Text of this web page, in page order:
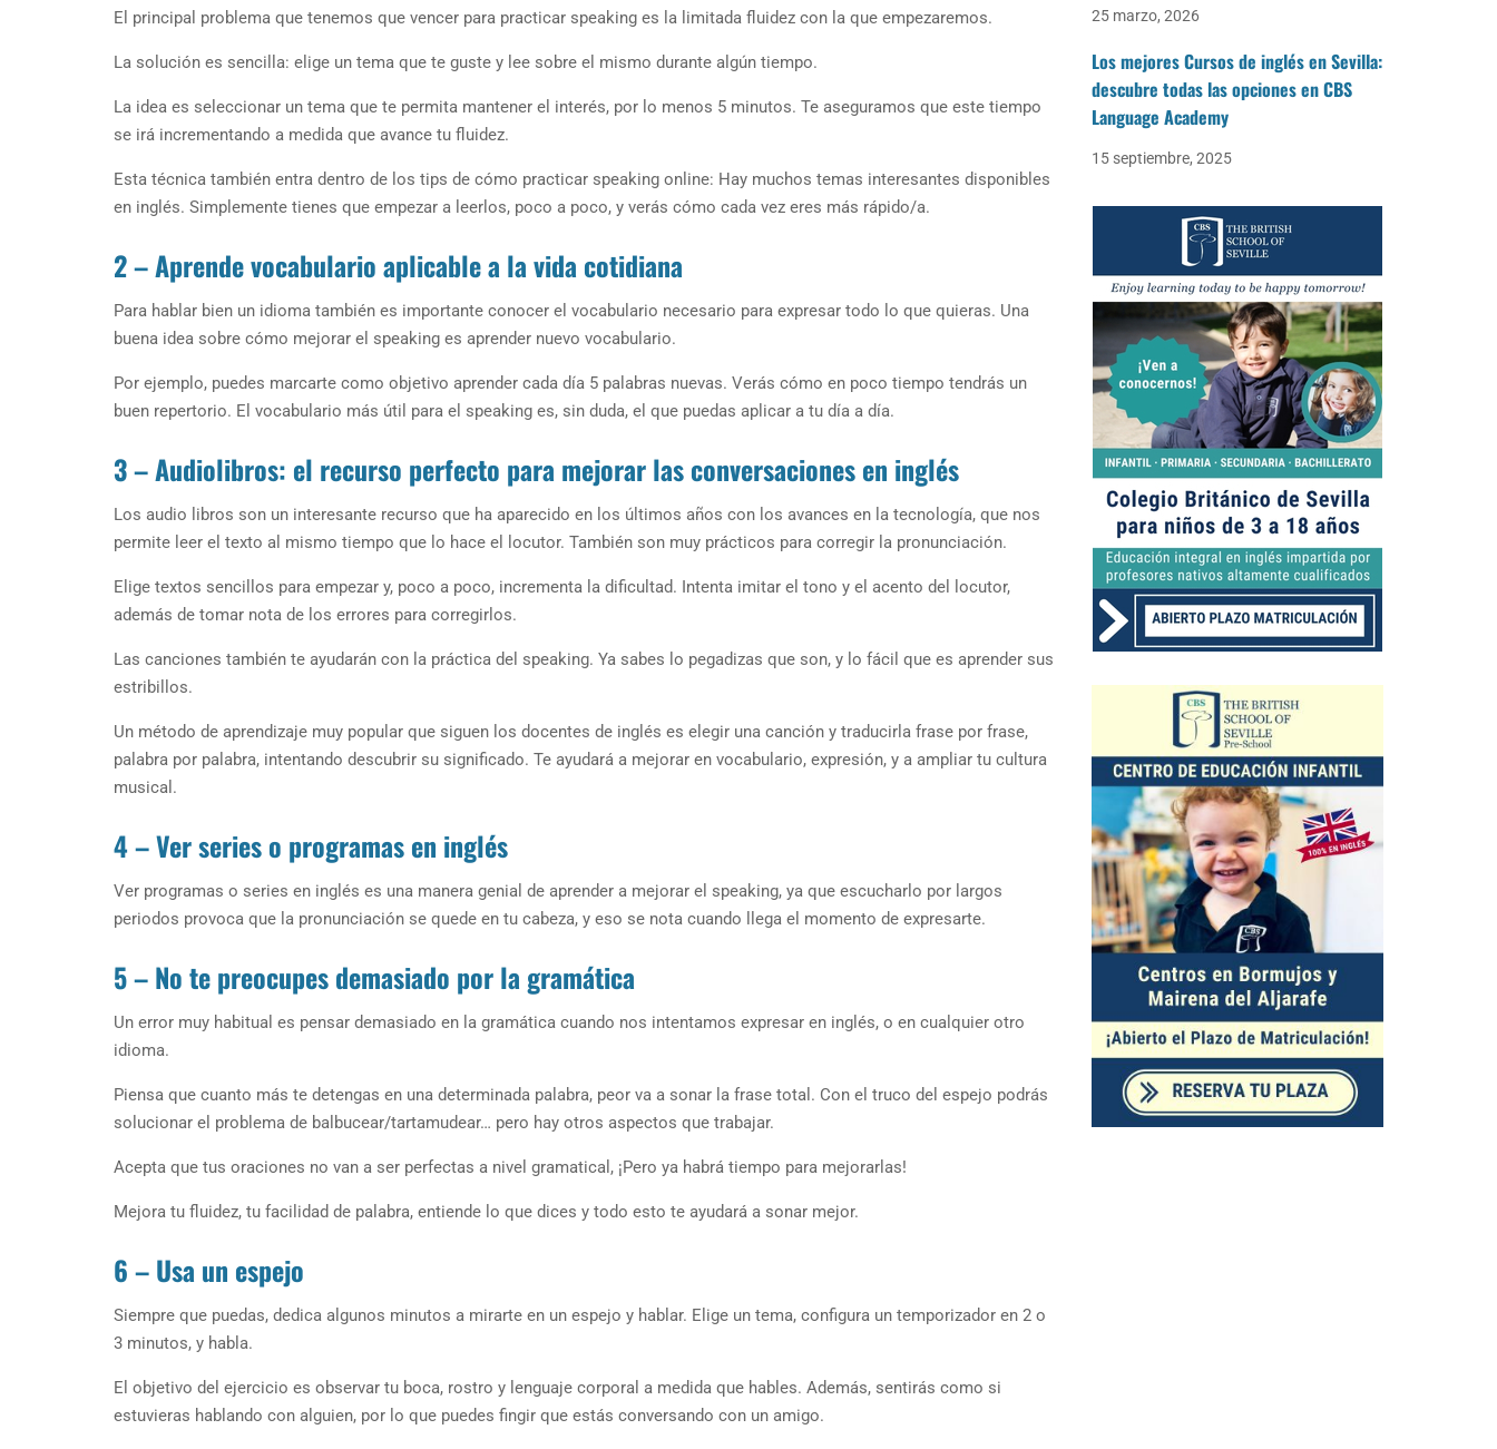
El principal problema que tenemos que vencer para practicar speaking es la limitada fluidez con la que empezaremos.
La solución es sencilla: elige un tema que te guste y lee sobre el mismo durante algún tiempo.
La idea es seleccionar un tema que te permita mantener el interés, por lo menos 5 minutos. Te aseguramos que este tiempo
se irá incrementando a medida que avance tu fluidez.
Esta técnica también entra dentro de los tips de cómo practicar speaking online: Hay muchos temas interesantes disponibles
en inglés. Simplemente tienes que empezar a leerlos, poco a poco, y verás cómo cada vez eres más rápido/a.
2 – Aprende vocabulario aplicable a la vida cotidiana
Para hablar bien un idioma también es importante conocer el vocabulario necesario para expresar todo lo que quieras. Una
buena idea sobre cómo mejorar el speaking es aprender nuevo vocabulario.
Por ejemplo, puedes marcarte como objetivo aprender cada día 5 palabras nuevas. Verás cómo en poco tiempo tendrás un
buen repertorio. El vocabulario más útil para el speaking es, sin duda, el que puedas aplicar a tu día a día.
3 – Audiolibros: el recurso perfecto para mejorar las conversaciones en inglés
Los audio libros son un interesante recurso que ha aparecido en los últimos años con los avances en la tecnología, que nos
permite leer el texto al mismo tiempo que lo hace el locutor. También son muy prácticos para corregir la pronunciación.
Elige textos sencillos para empezar y, poco a poco, incrementa la dificultad. Intenta imitar el tono y el acento del locutor,
además de tomar nota de los errores para corregirlos.
Las canciones también te ayudarán con la práctica del speaking. Ya sabes lo pegadizas que son, y lo fácil que es aprender sus
estribillos.
Un método de aprendizaje muy popular que siguen los docentes de inglés es elegir una canción y traducirla frase por frase,
palabra por palabra, intentando descubrir su significado. Te ayudará a mejorar en vocabulario, expresión, y a ampliar tu cultura
musical.
4 – Ver series o programas en inglés
Ver programas o series en inglés es una manera genial de aprender a mejorar el speaking, ya que escucharlo por largos
periodos provoca que la pronunciación se quede en tu cabeza, y eso se nota cuando llega el momento de expresarte.
5 – No te preocupes demasiado por la gramática
Un error muy habitual es pensar demasiado en la gramática cuando nos intentamos expresar en inglés, o en cualquier otro
idioma.
Piensa que cuanto más te detengas en una determinada palabra, peor va a sonar la frase total. Con el truco del espejo podrás
solucionar el problema de balbucear/tartamudear… pero hay otros aspectos que trabajar.
Acepta que tus oraciones no van a ser perfectas a nivel gramatical, ¡Pero ya habrá tiempo para mejorarlas!
Mejora tu fluidez, tu facilidad de palabra, entiende lo que dices y todo esto te ayudará a sonar mejor.
6 – Usa un espejo
Siempre que puedas, dedica algunos minutos a mirarte en un espejo y hablar. Elige un tema, configura un temporizador en 2 o
3 minutos, y habla.
El objetivo del ejercicio es observar tu boca, rostro y lenguaje corporal a medida que hables. Además, sentirás como si
estuvieras hablando con alguien, por lo que puedes fingir que estás conversando con un amigo.
25 marzo, 2026
Los mejores Cursos de inglés en Sevilla:
descubre todas las opciones en CBS
Language Academy
15 septiembre, 2025